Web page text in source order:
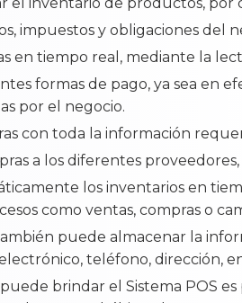
impuestos y obligaciones del
en tiempo real, mediante la
formas de pago, ya sea en
por el negocio.
con toda la información
a los diferentes
los inventarios en
como ventas, compras o
puede almacenar la
teléfono, dirección,
brindar el Sistema POS es